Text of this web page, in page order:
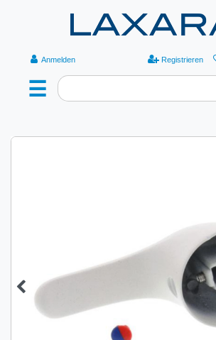
☰
Anmelden Registrieren